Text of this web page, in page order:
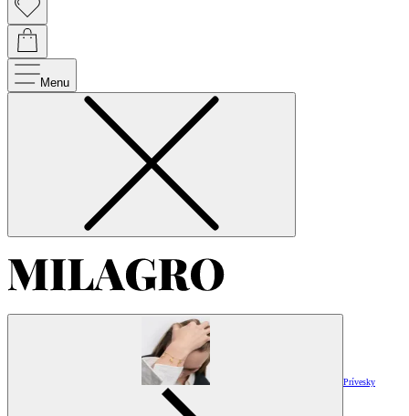
Menu
Prívesky